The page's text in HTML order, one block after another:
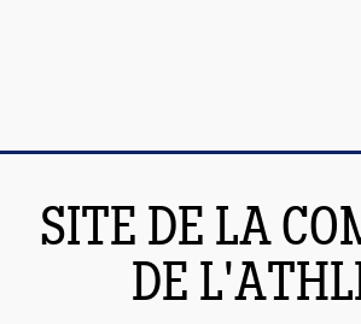
SITE DE LA
DE